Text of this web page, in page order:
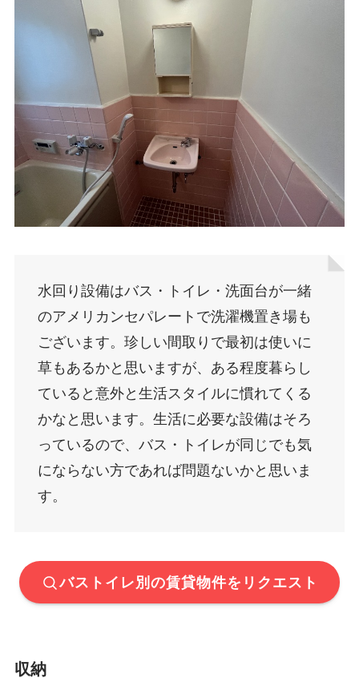
水回り設備はバス・トイレ・洗面台が一緒
のアメリカンセパレートで洗濯機置き場も
ございます。珍しい間取りで最初は使いに
草もあるかと思いますが、ある程度暮らし
ていると意外と生活スタイルに慣れてくる
かなと思います。生活に必要な設備はそろ
っているので、バス・トイレが同じでも気
にならない方であれば問題ないかと思いま
す。
バストイレ別の賃貸物件をリクエスト
収納